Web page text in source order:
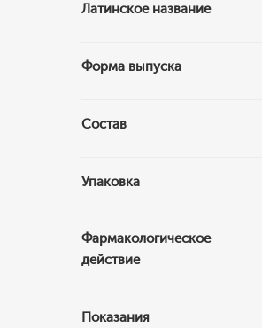
Латинское название
Форма выпуска
Состав
Упаковка
Фармакологическое
действие
Показания